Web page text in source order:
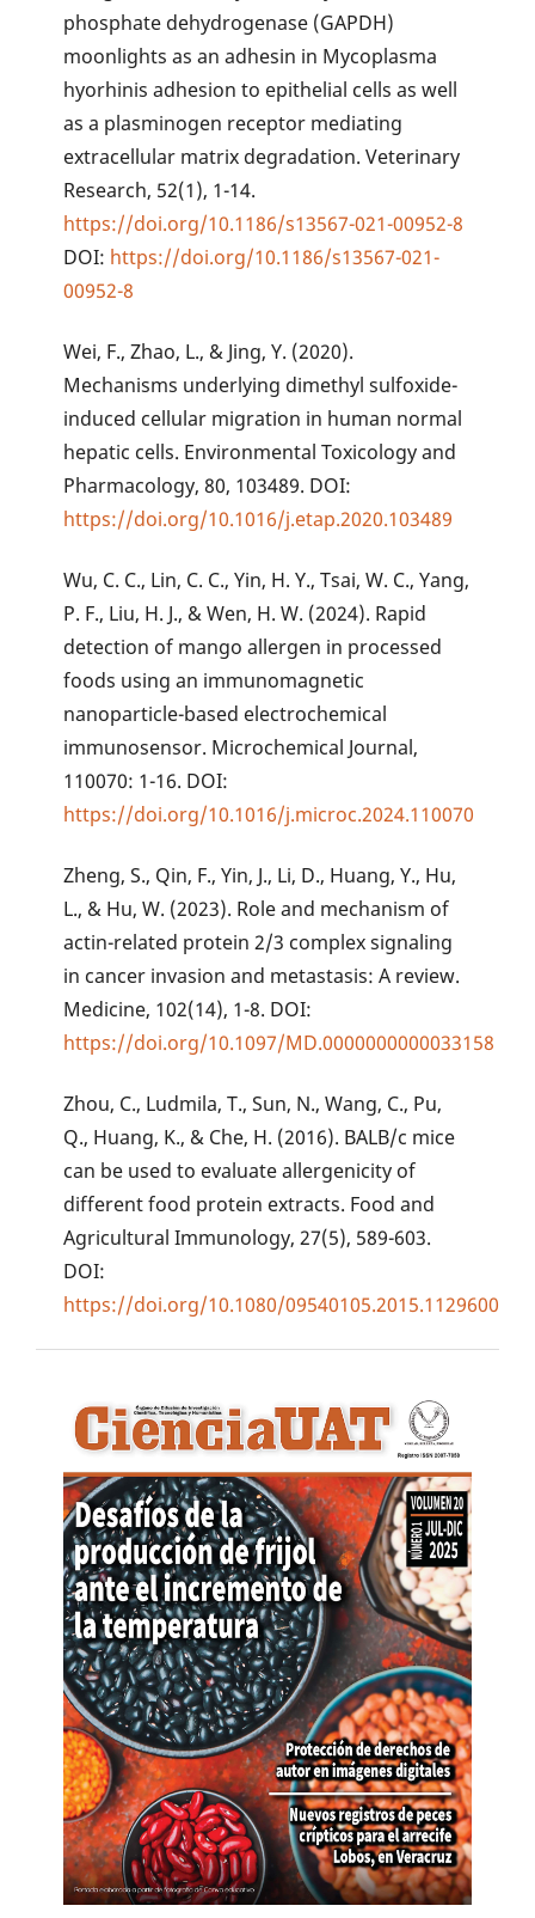
phosphate dehydrogenase (GAPDH)
moonlights as an adhesin in Mycoplasma
hyorhinis adhesion to epithelial cells as well
as a plasminogen receptor mediating
extracellular matrix degradation. Veterinary
Research, 52(1), 1-14.
https://doi.org/10.1186/s13567-021-00952-8
DOI: https://doi.org/10.1186/s13567-021-
00952-8
Wei, F., Zhao, L., & Jing, Y. (2020).
Mechanisms underlying dimethyl sulfoxide-
induced cellular migration in human normal
hepatic cells. Environmental Toxicology and
Pharmacology, 80, 103489. DOI:
https://doi.org/10.1016/j.etap.2020.103489
Wu, C. C., Lin, C. C., Yin, H. Y., Tsai, W. C., Yang,
P. F., Liu, H. J., & Wen, H. W. (2024). Rapid
detection of mango allergen in processed
foods using an immunomagnetic
nanoparticle-based electrochemical
immunosensor. Microchemical Journal,
110070: 1-16. DOI:
https://doi.org/10.1016/j.microc.2024.110070
Zheng, S., Qin, F., Yin, J., Li, D., Huang, Y., Hu,
L., & Hu, W. (2023). Role and mechanism of
actin-related protein 2/3 complex signaling
in cancer invasion and metastasis: A review.
Medicine, 102(14), 1-8. DOI:
https://doi.org/10.1097/MD.0000000000033158
Zhou, C., Ludmila, T., Sun, N., Wang, C., Pu,
Q., Huang, K., & Che, H. (2016). BALB/c mice
can be used to evaluate allergenicity of
different food protein extracts. Food and
Agricultural Immunology, 27(5), 589-603.
DOI:
https://doi.org/10.1080/09540105.2015.1129600